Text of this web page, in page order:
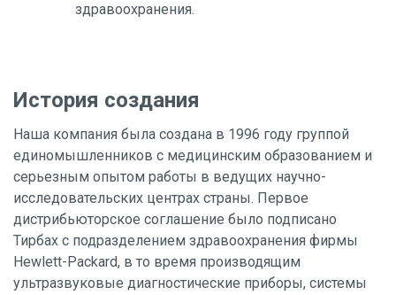
здравоохранения.
История создания
Наша компания была создана в 1996 году группой
единомышленников с медицинским образованием и
серьезным опытом работы в ведущих научно-
исследовательских центрах страны. Первое
дистрибьюторское соглашение было подписано
Тирбах с подразделением здравоохранения фирмы
Hewlett-Packard, в то время производящим
ультразвуковые диагностические приборы, системы